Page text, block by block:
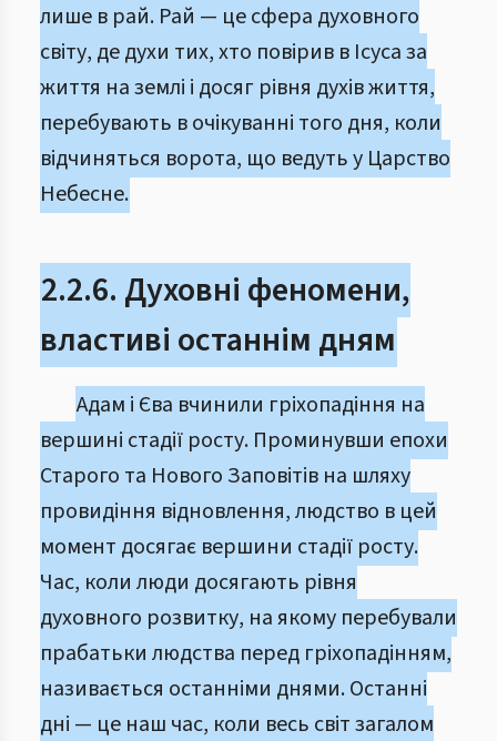
лише в рай. Рай — це сфера духовного
світу, де духи тих, хто повірив в Ісуса за
життя на землі і досяг рівня духів життя,
перебувають в очікуванні того дня, коли
відчиняться ворота, що ведуть у Царство
Небесне.
2.2.6. Духовні феномени,
властиві останнім дням
Адам і Єва вчинили гріхопадіння на
вершині стадії росту. Проминувши епохи
Старого та Нового Заповітів на шляху
провидіння відновлення, людство в цей
момент досягає вершини стадії росту.
Час, коли люди досягають рівня
духовного розвитку, на якому перебували
прабатьки людства перед гріхопадінням,
називається останніми днями. Останні
дні — це наш час, коли весь світ загалом